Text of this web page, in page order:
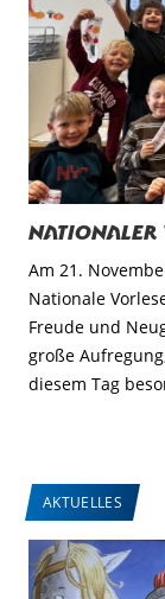
Nationaler
Am 21.
Nationale
Freude und
große
diesem Tag
AKTUELLES